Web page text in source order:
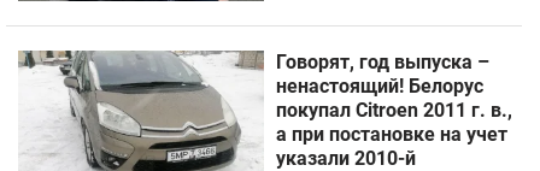
Говорят, год выпуска –
ненастоящий! Белорус
покупал Citroen 2011 г. в.,
а при постановке на учет
указали 2010-й